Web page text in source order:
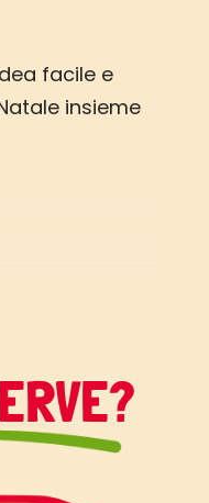
facile e
insieme